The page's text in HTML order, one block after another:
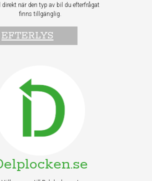
direkt när den typ av bil du efterfrågat
finns tillgänglig.
EFTERLYS